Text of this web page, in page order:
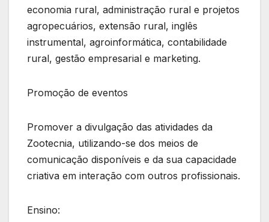
economia rural, administração rural e projetos
agropecuários, extensão rural, inglês
instrumental, agroinformática, contabilidade
rural, gestão empresarial e marketing.
Promoção de eventos
Promover a divulgação das atividades da
Zootecnia, utilizando-se dos meios de
comunicação disponíveis e da sua capacidade
criativa em interação com outros profissionais.
Ensino: